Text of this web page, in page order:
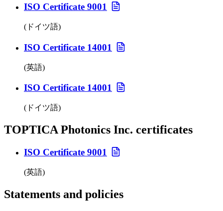
ISO Certificate 9001
(ドイツ語)
ISO Certificate 14001
(英語)
ISO Certificate 14001
(ドイツ語)
TOPTICA Photonics Inc. certificates
ISO Certificate 9001
(英語)
Statements and policies